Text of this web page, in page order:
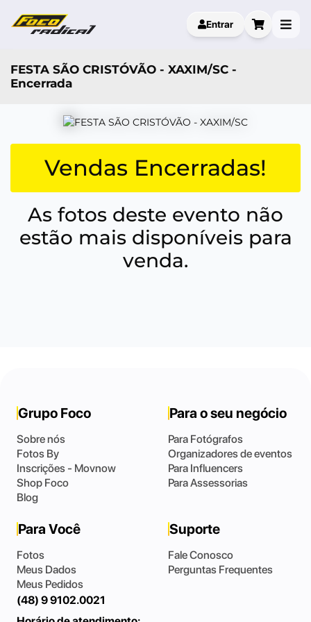
Entrar
FESTA SÃO CRISTÓVÃO - XAXIM/SC -
Encerrada
Vendas Encerradas!
As fotos deste evento não
estão mais disponíveis para
venda.
Grupo Foco
Sobre nós
Fotos By
Inscrições - Movnow
Shop Foco
Blog
Para o seu negócio
Para Fotógrafos
Organizadores de eventos
Para Influencers
Para Assessorias
Para Você
Fotos
Meus Dados
Meus Pedidos
Suporte
Fale Conosco
Perguntas Frequentes
(48) 9 9102.0021